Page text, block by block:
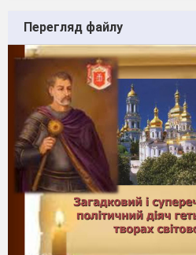
Перегляд файлу